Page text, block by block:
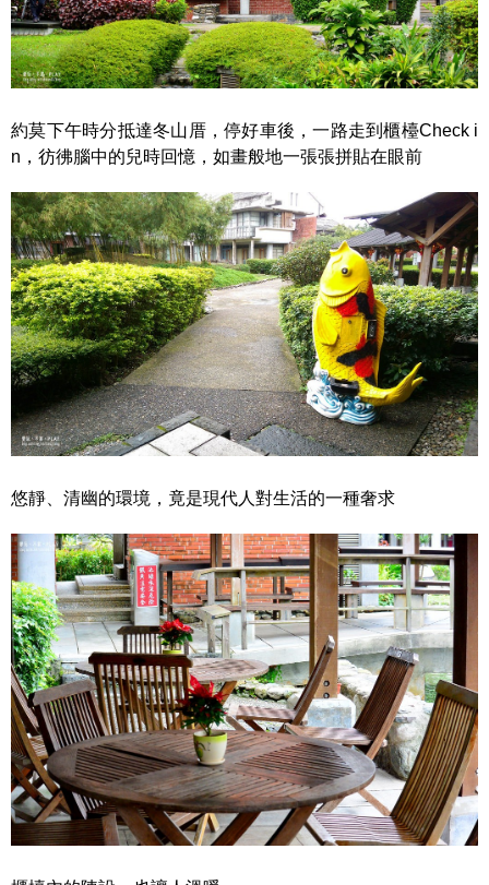
約莫下午時分抵達冬山厝，停好車後，一路走到櫃檯Check i
n，彷彿腦中的兒時回憶，如畫般地一張張拼貼在眼前
悠靜、清幽的環境，竟是現代人對生活的一種奢求